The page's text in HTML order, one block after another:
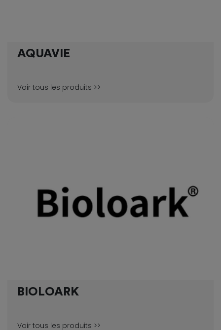
AQUAVIE
Voir tous les produits >>
BIOLOARK
Voir tous les produits >>